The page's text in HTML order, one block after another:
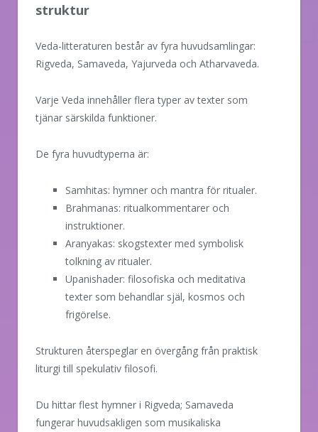
struktur
Veda-litteraturen består av fyra huvudsamlingar:
Rigveda, Samaveda, Yajurveda och Atharvaveda.
Varje Veda innehåller flera typer av texter som
tjänar särskilda funktioner.
De fyra huvudtyperna är:
Samhitas: hymner och mantra för ritualer.
Brahmanas: ritualkommentarer och
instruktioner.
Aranyakas: skogstexter med symbolisk
tolkning av ritualer.
Upanishader: filosofiska och meditativa
texter som behandlar själ, kosmos och
frigörelse.
Strukturen återspeglar en övergång från praktisk
liturgi till spekulativ filosofi.
Du hittar flest hymner i Rigveda; Samaveda
fungerar huvudsakligen som musikaliska